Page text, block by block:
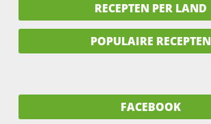
RECEPTEN PER LAND
POPULAIRE RECEPTEN
FACEBOOK